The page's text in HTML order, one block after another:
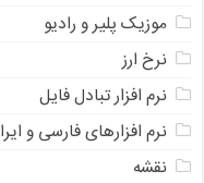
موزیک پلیر و رادیو
نرخ ارز
ﻧﺮﻡ ﺍﻓﺰﺍﺭ ﺗﺒﺎﺩﻝ ﻓﺎﻳﻞ
نرم افزارهای فارسی و
نقشه